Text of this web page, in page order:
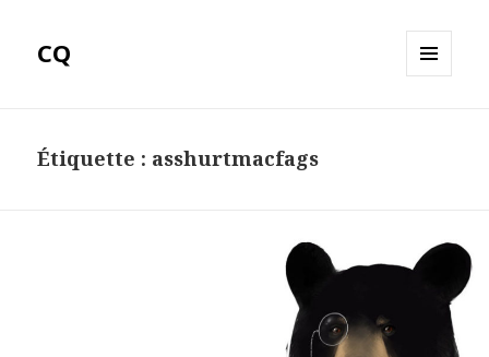
CQ
Étiquette : asshurtmacfags